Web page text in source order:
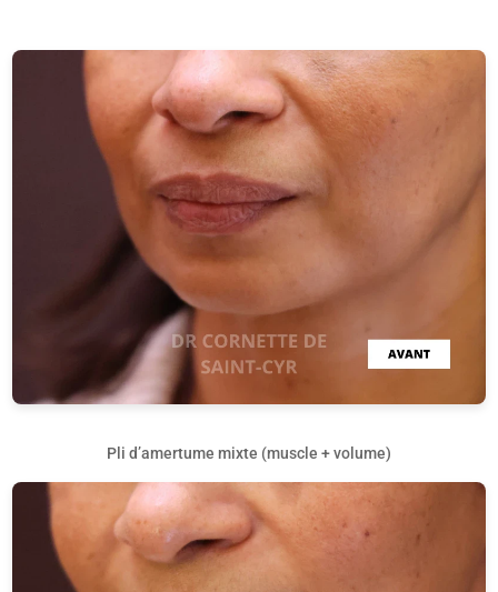
Pli d’amertume mixte (muscle + volume)